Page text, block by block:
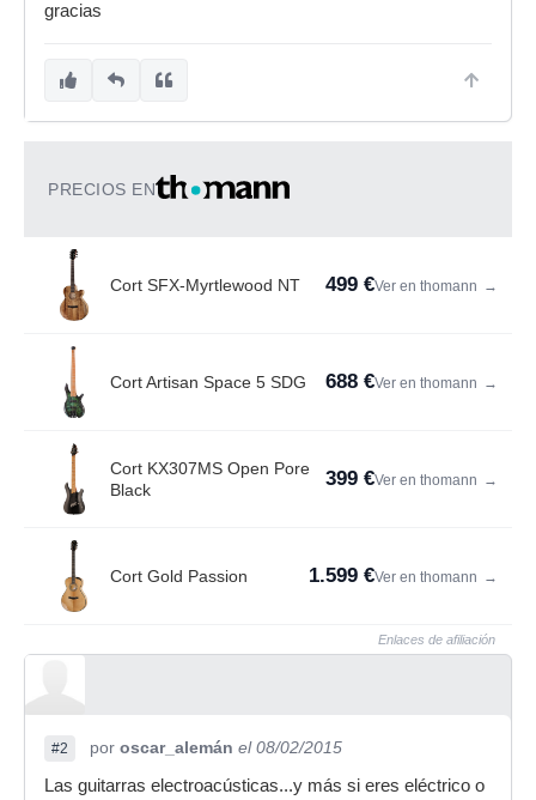
gracias
PRECIOS EN
Cort SFX-Myrtlewood NT 499 €Ver en thomann →
Cort Artisan Space 5 SDG 688 €Ver en thomann →
Cort KX307MS Open Pore
Black
399 €Ver en thomann →
Cort Gold Passion 1.599 €Ver en thomann →
Enlaces de afiliación
#2 por oscar_alemán el 08/02/2015
Las guitarras electroacústicas...y más si eres eléctrico o